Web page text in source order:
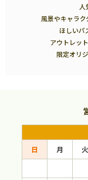
人
風景やキャラク
ほしいパ
アウトレッ
限定オリ
日 月 火